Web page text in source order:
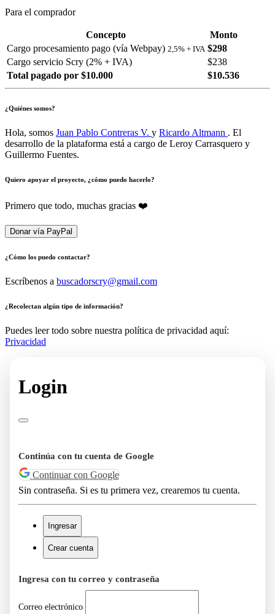
Para el comprador
Concepto
Monto
Cargo procesamiento pago (vía Webpay) 2,5% + IVA $298
Cargo servicio Scry (2% + IVA)
$238
Total pagado por $10.000
$10.536
¿Quiénes somos?
Hola, somos Juan Pablo Contreras V. y Ricardo Altmann . El
desarrollo de la plataforma está a cargo de Leroy Carrasquero y
Guillermo Fuentes.
Quiero apoyar el proyecto, ¿cómo puedo hacerlo?
Primero que todo, muchas gracias ❤️
Donar vía PayPal
¿Cómo los puedo contactar?
Escríbenos a buscadorscry@gmail.com
¿Recolectan algún tipo de información?
Puedes leer todo sobre nuestra política de privacidad aquí:
Privacidad
Login
Continúa con tu cuenta de Google
Continuar con Google
Sin contraseña. Si es tu primera vez, crearemos tu cuenta.
Ingresar
Crear cuenta
Ingresa con tu correo y contraseña
Correo electrónico